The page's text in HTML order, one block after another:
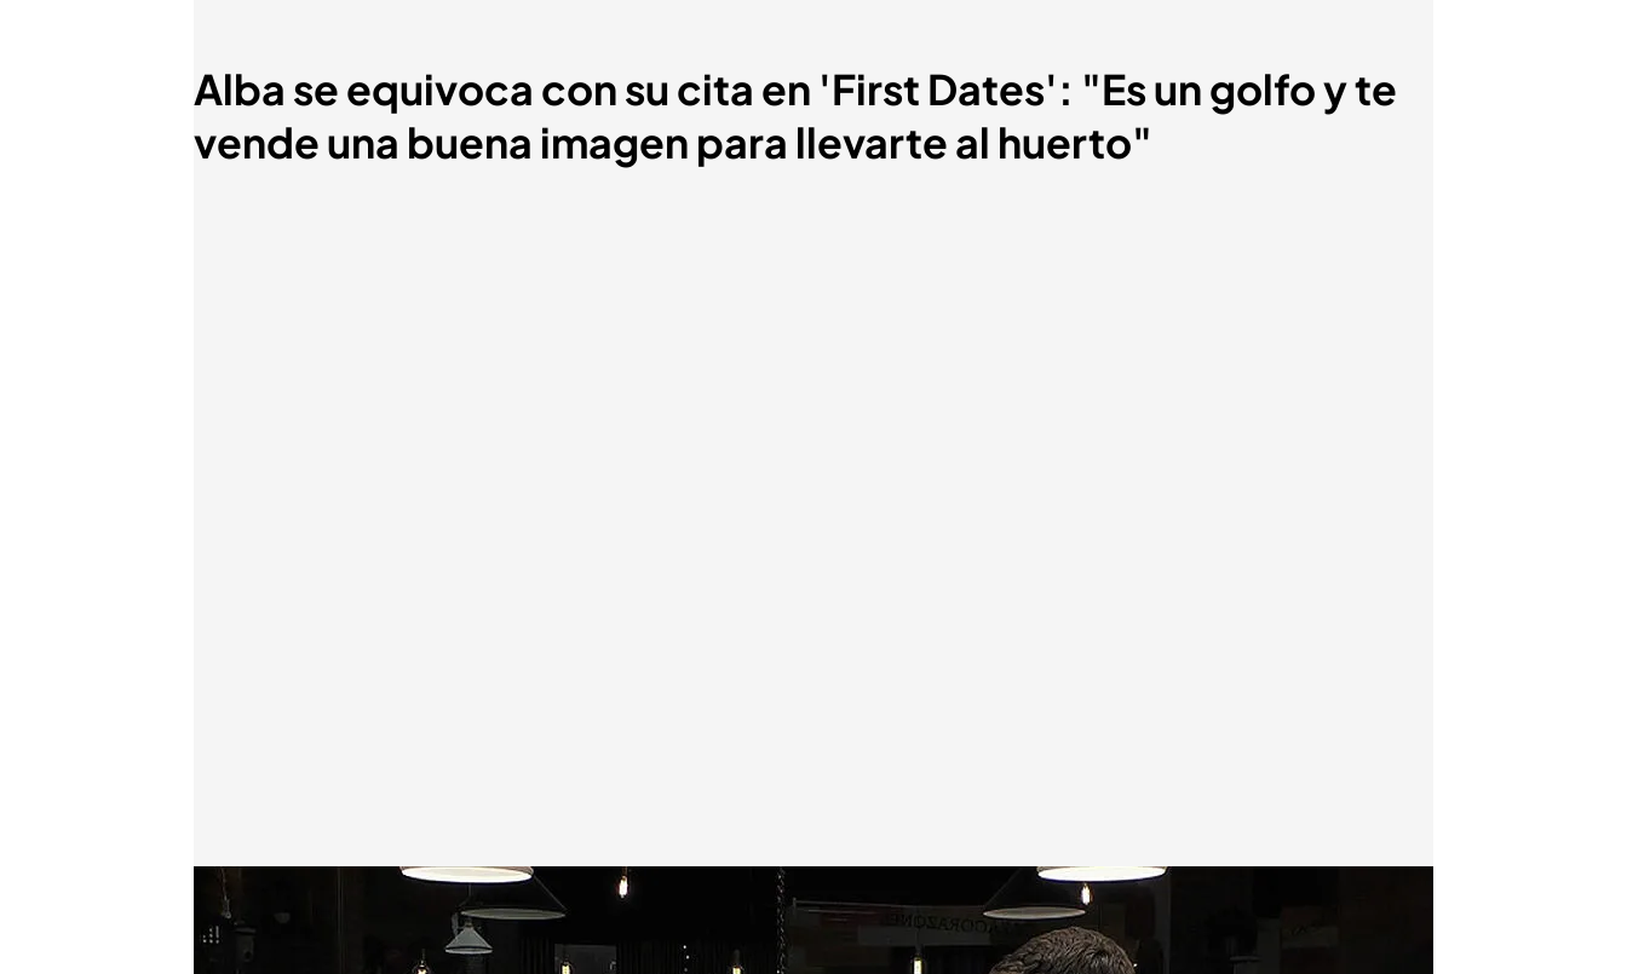
Alba se equivoca con su cita en 'First Dates': "Es un golfo y te
vende una buena imagen para llevarte al huerto"
La cita de Alba y Rhayang
cuatro.com
23 DIC 2021 - 23:01h.